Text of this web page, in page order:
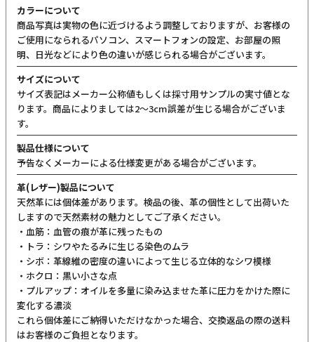
カラーについて
商品写真は実物の色に近づけるよう調整しておりますが、お客様の
ご使用になられるパソコン、スマートフォンの設定、お部屋の照
明、日光などにより色の違いが感じられる場合がございます。
サイズについて
サイズ表記はメーカー公称値もしくは採寸用サンプルの実寸値とな
ります。商品によりましては2〜3cm誤差が生じる場合がございま
す。
製品仕様について
予告なくメーカーによる仕様変更がある場合がございます。
革(レザー)製品について
天然革には個体差があります。検品の後、革の個性として出荷いた
しますので天然素材の魅力としてご了承ください。
・血筋：血管の痕が革に残ったもの
・トラ：シワやたるみに生じる染色のムラ
・シボ：革線維の密度の違いによって生じる立体的なシワ模様
・ホクロ：黒い小さな点
・プルアップ：オイルを多量に染み込ませた革に圧力をかけた際に
変化する濃淡
これら個体差にご納得いただけなかった場合、交換返品の際の送料
はお客様のご負担となります。